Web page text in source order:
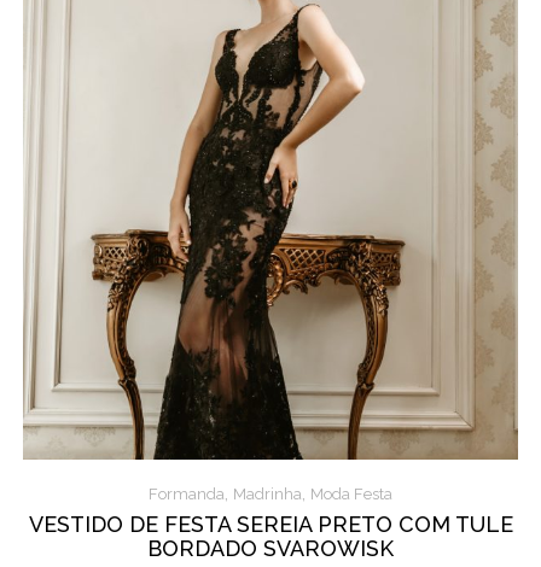
Formanda, Madrinha, Moda Festa
VESTIDO DE FESTA SEREIA PRETO COM TULE
BORDADO SVAROWISK